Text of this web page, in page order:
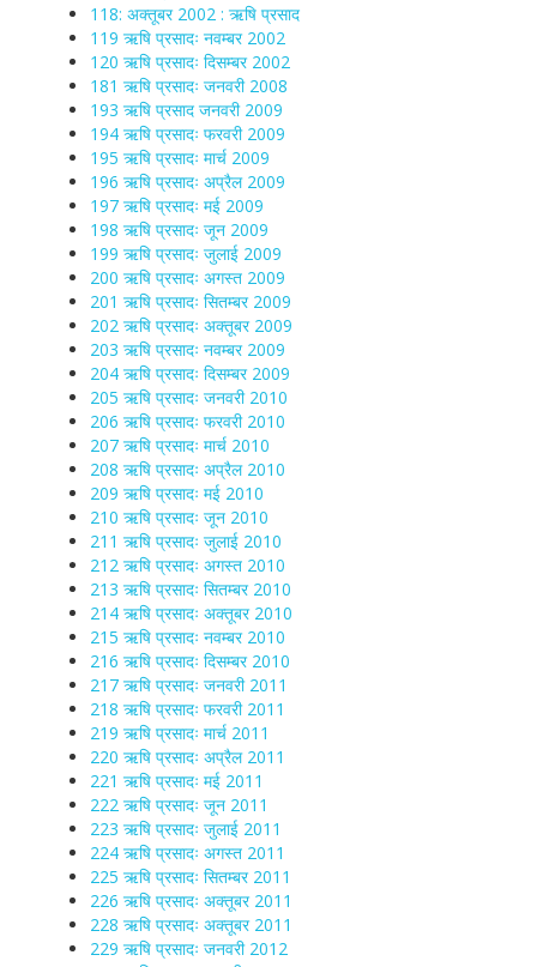
118: अक्तूबर 2002 : ऋषि प्रसाद
119 ऋषि प्रसादः नवम्बर 2002
120 ऋषि प्रसादः दिसम्बर 2002
181 ऋषि प्रसादः जनवरी 2008
193 ऋषि प्रसाद जनवरी 2009
194 ऋषि प्रसादः फरवरी 2009
195 ऋषि प्रसादः मार्च 2009
196 ऋषि प्रसादः अप्रैल 2009
197 ऋषि प्रसादः मई 2009
198 ऋषि प्रसादः जून 2009
199 ऋषि प्रसादः जुलाई 2009
200 ऋषि प्रसादः अगस्त 2009
201 ऋषि प्रसादः सितम्बर 2009
202 ऋषि प्रसादः अक्तूबर 2009
203 ऋषि प्रसादः नवम्बर 2009
204 ऋषि प्रसादः दिसम्बर 2009
205 ऋषि प्रसादः जनवरी 2010
206 ऋषि प्रसादः फरवरी 2010
207 ऋषि प्रसादः मार्च 2010
208 ऋषि प्रसादः अप्रैल 2010
209 ऋषि प्रसादः मई 2010
210 ऋषि प्रसादः जून 2010
211 ऋषि प्रसादः जुलाई 2010
212 ऋषि प्रसादः अगस्त 2010
213 ऋषि प्रसादः सितम्बर 2010
214 ऋषि प्रसादः अक्तूबर 2010
215 ऋषि प्रसादः नवम्बर 2010
216 ऋषि प्रसादः दिसम्बर 2010
217 ऋषि प्रसादः जनवरी 2011
218 ऋषि प्रसादः फरवरी 2011
219 ऋषि प्रसादः मार्च 2011
220 ऋषि प्रसादः अप्रैल 2011
221 ऋषि प्रसादः मई 2011
222 ऋषि प्रसादः जून 2011
223 ऋषि प्रसादः जुलाई 2011
224 ऋषि प्रसादः अगस्त 2011
225 ऋषि प्रसादः सितम्बर 2011
226 ऋषि प्रसादः अक्तूबर 2011
228 ऋषि प्रसादः अक्तूबर 2011
229 ऋषि प्रसादः जनवरी 2012